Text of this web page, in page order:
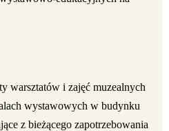
warsztatów i zajęć muzealnych
wystawowych w budynku
z bieżącego zapotrzebowania